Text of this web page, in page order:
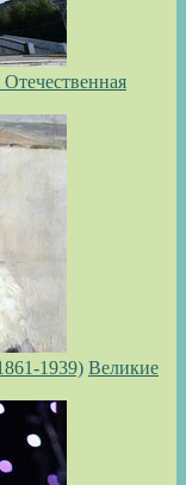
1939) Великие